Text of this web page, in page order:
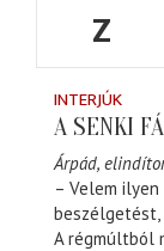
Z
INTERJÚK
A SENKI
Árpád,
– Velem
beszélgetést,
A régmúltból